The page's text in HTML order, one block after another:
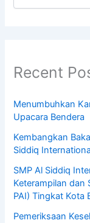
Recent
Menumbuhkan
Upacara Bendera
Kembangkan
Siddiq
SMP Al Siddiq
Keterampilan dan
PAI) Tingkat Kota
Pemeriksaan